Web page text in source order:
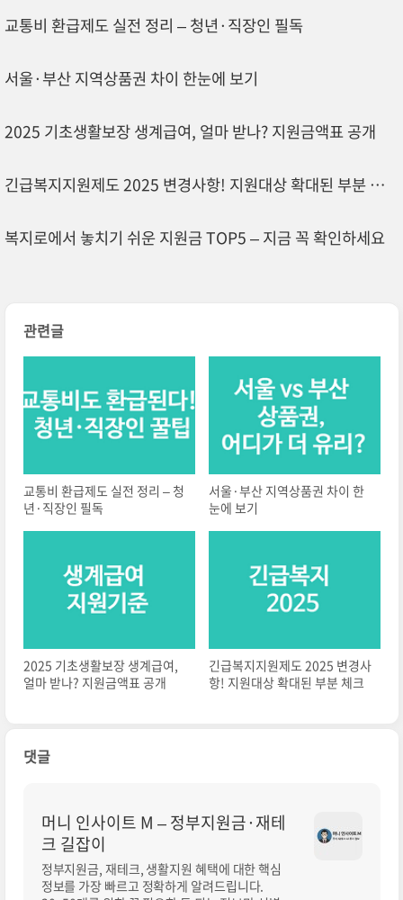
교통비 환급제도 실전 정리 – 청년·직장인 필독
서울·부산 지역상품권 차이 한눈에 보기
2025 기초생활보장 생계급여, 얼마 받나? 지원금액표 공개
긴급복지지원제도 2025 변경사항! 지원대상 확대된 부분 체크
복지로에서 놓치기 쉬운 지원금 TOP5 – 지금 꼭 확인하세요
관련글
교통비 환급제도 실전 정리 – 청
년·직장인 필독
서울·부산 지역상품권 차이 한
눈에 보기
2025 기초생활보장 생계급여,
얼마 받나? 지원금액표 공개
긴급복지지원제도 2025 변경사
항! 지원대상 확대된 부분 체크
댓글
머니 인사이트 M – 정부지원금·재테
크 길잡이
정부지원금, 재테크, 생활지원 혜택에 대한 핵심
정보를 가장 빠르고 정확하게 알려드립니다.